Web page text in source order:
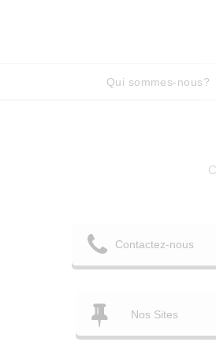
Qui sommes-nous?
Contactez-nous
Nos Sites